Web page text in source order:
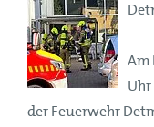
Am
der Feuerwehr